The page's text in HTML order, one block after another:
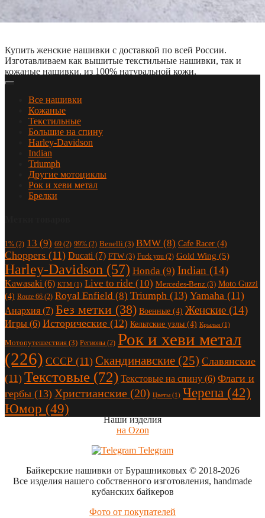
Купить женские нашивки с доставкой по всей России.
Изготавливаем как вышитые текстильные нашивки, так и
кожаные нашивки, из 100% натуральной кожи.
Все нашивки
Кожаные
Текстильные
Большие на спину
Harley-Davidson
Indian
Triumph
Другие мотоциклы
Рок и хеви метал
Брелки
1% (2) 13 (9) 69 (2) 99% (2) Benelli (3) BMW (8) Cafe Racer (4)
Choppers (11) Ducati (7) FTW (3) Fuck you (2) Gold Wing (5)
Harley-Davidson (57) Honda (9) Indian (14)
Kawasaki (6) KTM (1) Live to ride (10) Mercedes-Benz (3) Moto Guzzi
(4) Route 66 (2) Royal Enfield (8) Triumph (13) Yamaha (11)
Анархия (7) Без метки (38) Военные (4) Женские (14)
Игры (6) Исторические (12) Кельтские узлы (4) Крылья (1)
Мотопутешествия (3) Регионы (2) Рок и хеви метал
(226) СССР (11) Скандинавские (25) Славянские
(11) Текстовые (72) Текстовые на спину (6) Флаги и
гербы (13) Христианские (20) Цветы (1) Черепа (42)
Юмор (49)
Наши изделия
на Ozon
Telegram
Байкерские нашивки от Бурашниковых© 2018-2026
Все изделия нашего собственного изготовления, handmade
кубанских байкеров
Фото от покупателей